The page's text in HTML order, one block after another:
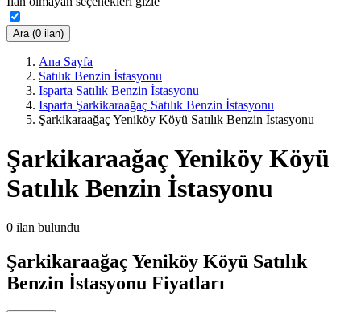
Ara (0 ilan)
Ana Sayfa
Satılık Benzin İstasyonu
Isparta Satılık Benzin İstasyonu
Isparta Şarkikaraağaç Satılık Benzin İstasyonu
Şarkikaraağaç Yeniköy Köyü Satılık Benzin İstasyonu
Şarkikaraağaç Yeniköy Köyü
Satılık Benzin İstasyonu
0 ilan bulundu
Şarkikaraağaç Yeniköy Köyü Satılık
Benzin İstasyonu Fiyatları